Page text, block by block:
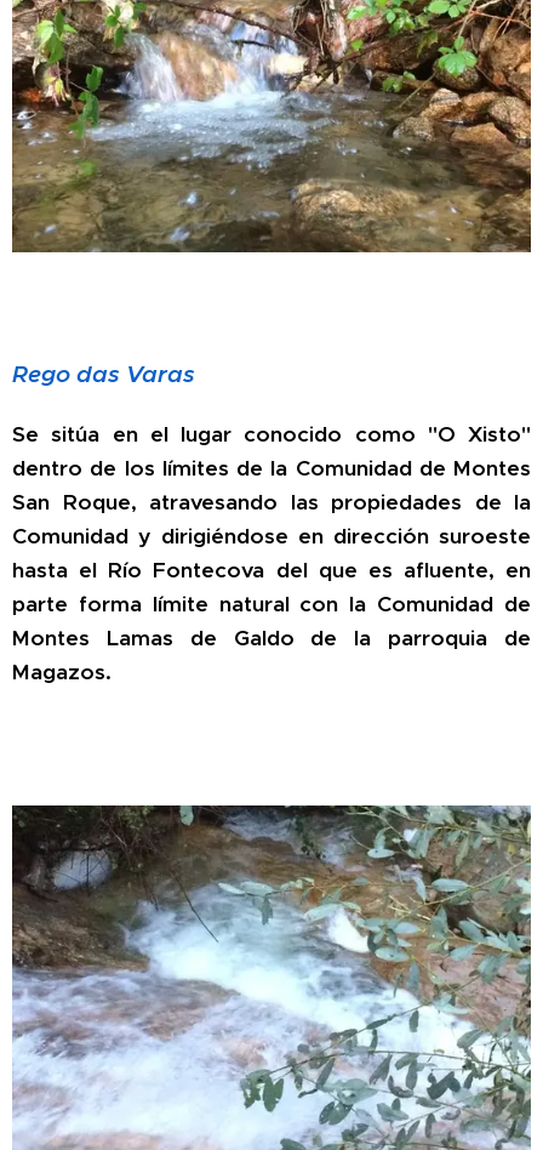
Rego das Varas
Se sitúa en el lugar conocido como "O Xisto"
dentro de los límites de la Comunidad de Montes
San Roque, atravesando las propiedades de la
Comunidad y dirigiéndose en dirección suroeste
hasta el Río Fontecova del que es afluente, en
parte forma límite natural con la Comunidad de
Montes Lamas de Galdo de la parroquia de
Magazos.